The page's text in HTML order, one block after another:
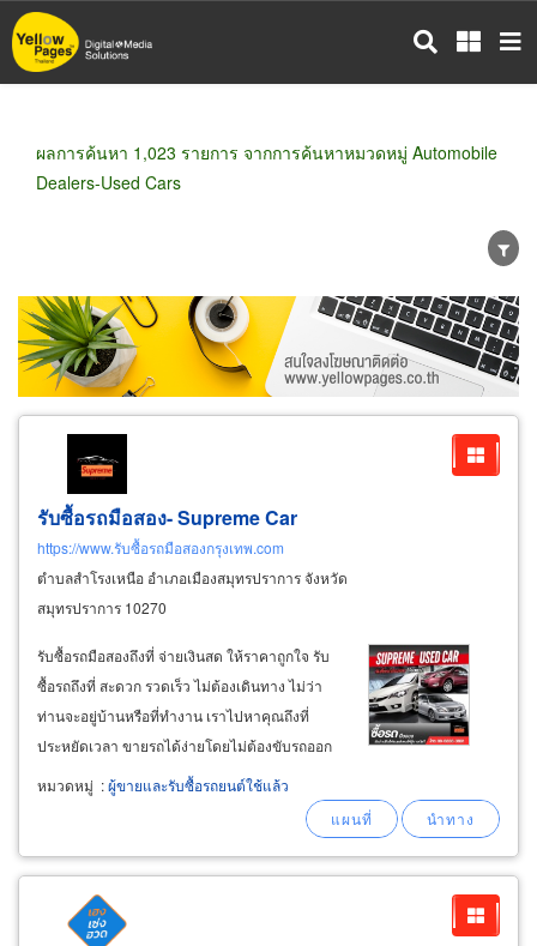
ข้าม
ไป
ผลการค้นหา 1,023 รายการ จากการค้นหาหมวดหมู่ Automobile
Dealers-Used Cars
ขายส่ง ขายปลีก ผู้ผลิต
ตัวแทนจัดจำหน่าย
ผู้ส่งออก/นำเข้า
ธุรกิจบริการ
รับซื้อรถมือสอง- SupremeCar
https://www.รับซื้อรถมือสองกรุงเทพ.com
ตำบลสำโรงเหนือ อำเภอเมืองสมุทรปราการ จังหวัด
สมุทรปราการ 10270
รับซื้อรถมือสองถึงที่ จ่ายเงินสด ให้ราคาถูกใจ รับ
ซื้อรถถึงที่ สะดวก รวดเร็ว ไม่ต้องเดินทาง ไม่ว่า
ท่านจะอยู่บ้านหรือที่ทำงาน เราไปหาคุณถึงที่
ประหยัดเวลา ขายรถได้ง่ายโดยไม่ต้องขับรถออก
จากบ้าน จ่ายเงินสด โอนเงินทันทีหลังตกลงขาย ได้
รับเงินทันที ไม่ต้องรอนาน ไม่มีเงื่อนไขซับซ้อน
หมวดหมู่ :ผู้ขายและรับซื้อรถยนต์ใช้แล้ว